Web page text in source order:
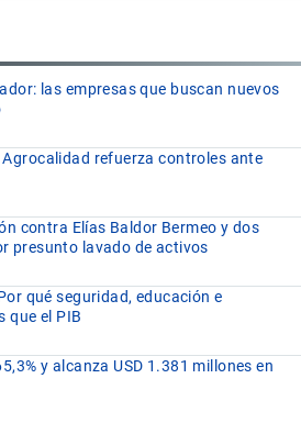
las empresas que buscan nuevos
Agrocalidad refuerza controles ante
contra Elías Baldor Bermeo y dos
presunto lavado de activos
qué seguridad, educación e
que el PIB
y alcanza USD 1.381 millones en